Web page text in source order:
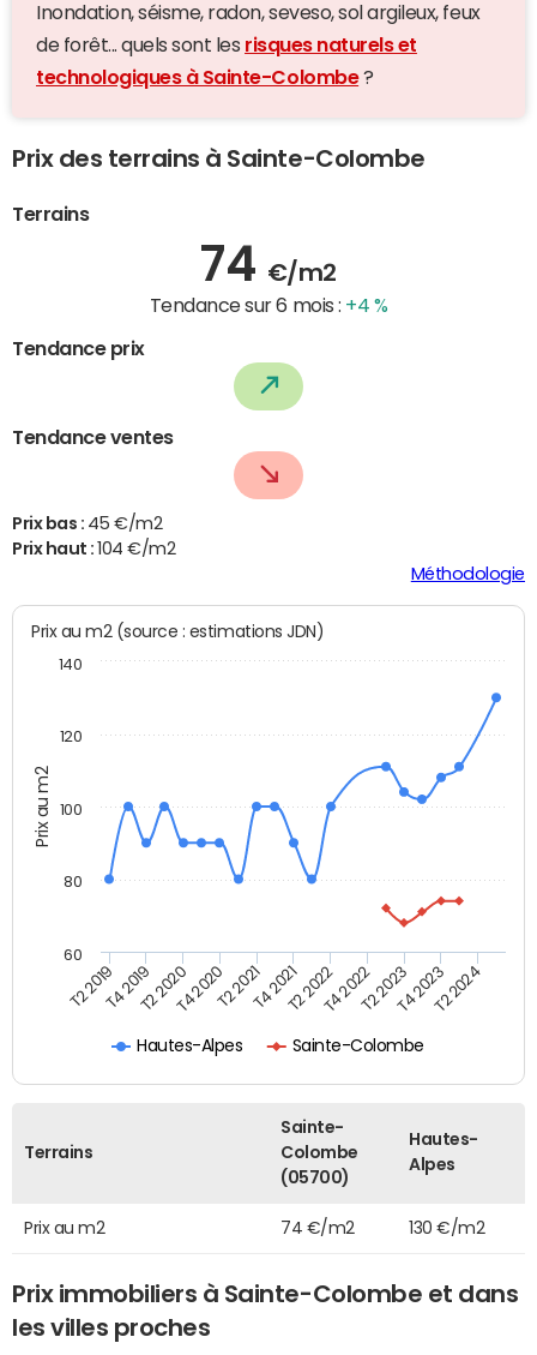
Inondation, séisme, radon, seveso, sol argileux, feux
de forêt... quels sont les risques naturels et
technologiques à Sainte-Colombe?
Prix des terrains à Sainte-Colombe
Terrains
74 €/m2
Tendance sur 6 mois : +4 %
Tendance prix
Tendance ventes
Prix bas : 45 €/m2
Prix haut : 104 €/m2
Méthodologie
Prix au m2
Prix au m2 (source : estimations JDN)
Hautes-Alpes Sainte-Colombe
T2 2019T4 2019T2 2020T4 2020T2 2021T4 2021T2 2022T4 2022T2 2023T4 2023T2 2024
60
80
100
120
140
Terrains
Sainte-
Colombe
(05700)
Hautes-
Alpes
Prix au m2 74 €/m2 130 €/m2
Prix immobiliers à Sainte-Colombe et dans
les villes proches